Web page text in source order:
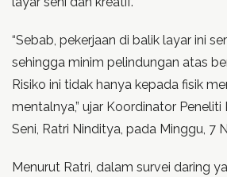
“Sebab, pekerjaan di balik layar ini
sehingga minim pelindungan atas
Risiko ini tidak hanya kepada fisik
mentalnya,” ujar Koordinator Peneliti
Seni, Ratri Ninditya, pada Minggu, 7
Menurut Ratri, dalam survei daring